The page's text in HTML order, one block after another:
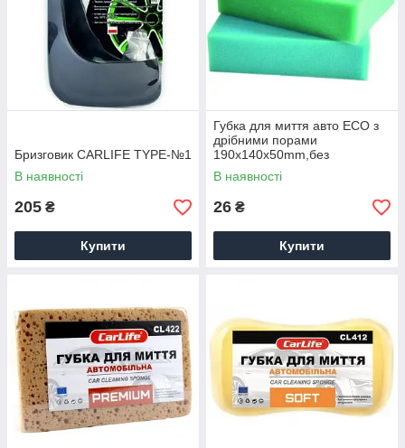
Бризговик CARLIFE TYPE-№1
В наявності
205 ₴
Купити
Губка для миття авто ECO з
дрібними порами
190x140x50mm,без
індив.упак.
В наявності
26 ₴
Купити